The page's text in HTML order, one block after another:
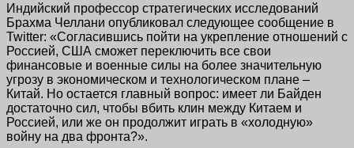
Индийский профессор стратегических исследований
Брахма Челлани опубликовал следующее сообщение в
Twitter: «Согласившись пойти на укрепление отношений с
Россией, США сможет переключить все свои
финансовые и военные силы на более значительную
угрозу в экономическом и технологическом плане –
Китай. Но остается главный вопрос: имеет ли Байден
достаточно сил, чтобы вбить клин между Китаем и
Россией, или же он продолжит играть в «холодную»
войну на два фронта?».